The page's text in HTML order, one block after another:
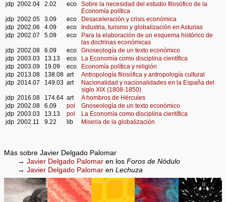
jdp 2002.04 2.02 eco
Sobre la necesidad del estudio filosófico de la
Economía política
jdp 2002.05 3.09 eco
Desaceleración y crisis económica
jdp 2002.06 4.09 eco
Industria, turismo y globalización en Asturias
jdp 2002.07 5.09 eco
Para la elaboración de un esquema histórico de
las doctrinas económicas
jdp 2002.08 6.09 eco
Gnoseología de un texto económico
jdp 2003.03 13.13 eco
La Economía como disciplina científica
jdp 2003.09 19.09 eco
Economía política y religión
jdp 2013.08 138.08 art
Antropología filosófica y antropología cultural
jdp 2014.07 149.03 art
Nacionalidad y nacionalidades en la España del
siglo XIX (1808-1850)
jdp 2016.08 174.64 art
A hombros de Hércules
jdp 2002.08 6.09 pol
Gnoseología de un texto económico
jdp 2003.03 13.13 pol
La Economía como disciplina científica
jdp 2002.11 9.22 lib Miseria de la globalización
Más sobre Javier Delgado Palomar
→Javier Delgado Palomar en losForos de Nódulo
→Javier Delgado Palomar enLechuza